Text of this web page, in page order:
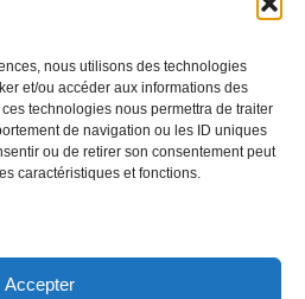
nous utilisons des technologies
et/ou accéder aux informations des
technologies nous permettra de traiter
de navigation ou les ID uniques
ou de retirer son consentement peut
caractéristiques et fonctions.
Accepter
légales
plus loin :
en ligne